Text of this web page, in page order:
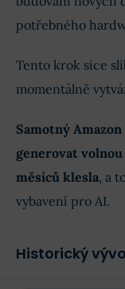
potřebného
Tento krok sice
momentálně
Samotný
generovat
měsíců klesla, a
vybavení pro AI.
Historický